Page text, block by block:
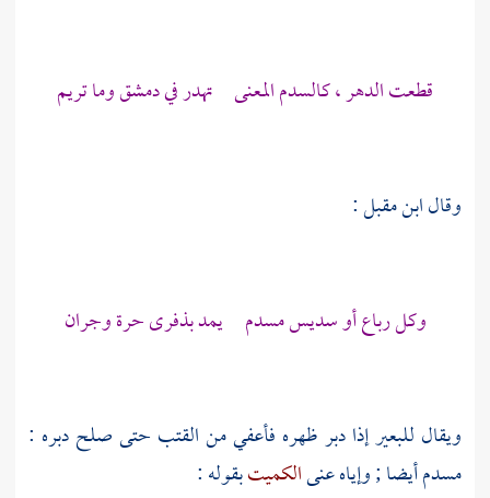
قطعت الدهر ، كالسدم المعنى تهدر في دمشق وما تريم
وقالابن مقبل:
وكل رباع أو سديس مسدم يمد بذفرى حرة وجران
ويقال للبعير إذا دبر ظهره فأعفي من القتب حتى صلح دبره :
مسدم أيضا ; وإياه عنىالكميتبقوله :